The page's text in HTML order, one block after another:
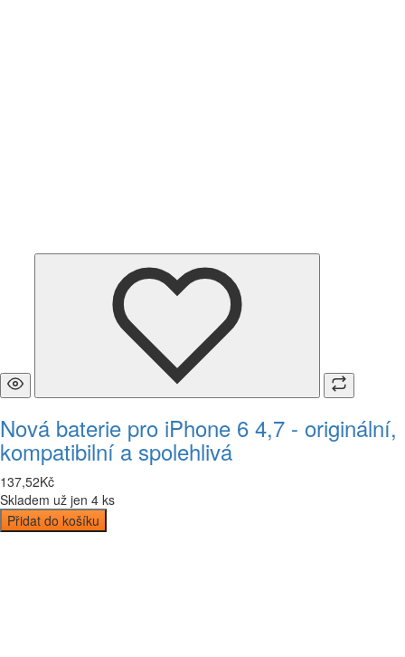
Nová baterie pro iPhone 6 4,7 - originální,
kompatibilní a spolehlivá
137,52Kč
Skladem už jen 4 ks
Přidat do košíku